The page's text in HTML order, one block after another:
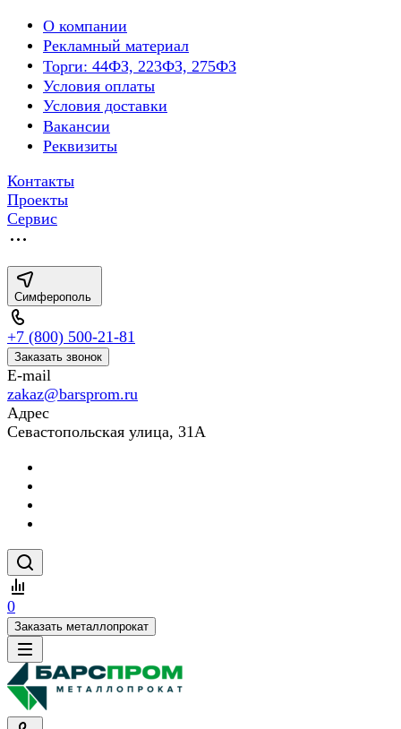
О компании
Рекламный материал
Торги: 44ФЗ, 223ФЗ, 275ФЗ
Условия оплаты
Условия доставки
Вакансии
Реквизиты
Контакты
Проекты
Сервис
Симферополь
+7 (800) 500-21-81
Заказать звонок
E-mail
zakaz@barsprom.ru
Адрес
Севастопольская улица, 31А
0
Заказать металлопрокат